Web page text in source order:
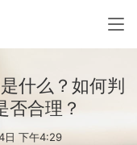
什么？如何判
否合理？
日 下午4:29